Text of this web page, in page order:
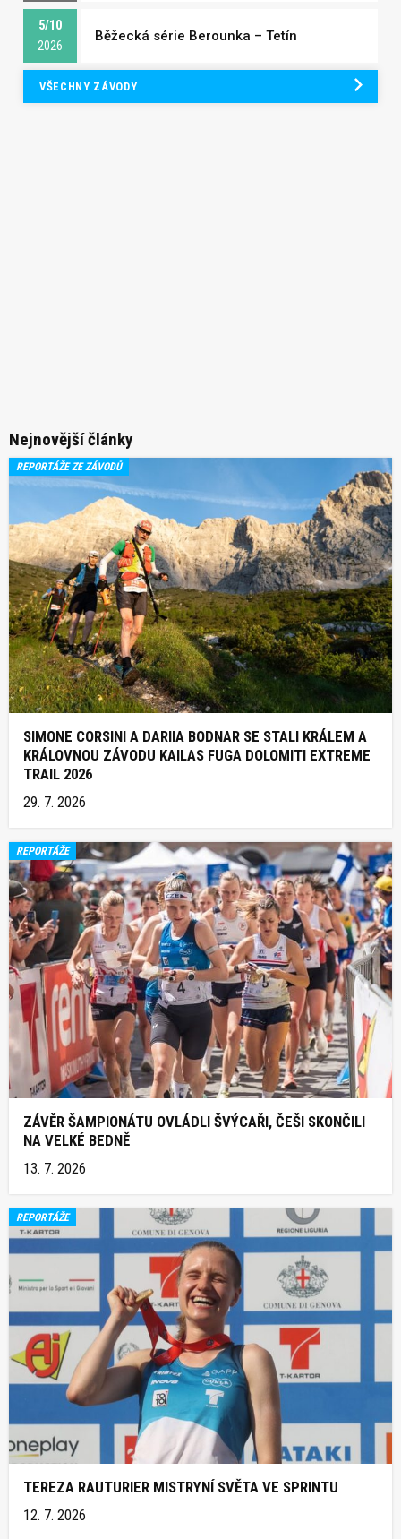
5/10
2026
Běžecká série Berounka – Tetín
VŠECHNY ZÁVODY
Nejnovější články
REPORTÁŽE ZE ZÁVODŮ
SIMONE CORSINI A DARIIA BODNAR SE STALI KRÁLEM A
KRÁLOVNOU ZÁVODU KAILAS FUGA DOLOMITI EXTREME
TRAIL 2026
29. 7. 2026
REPORTÁŽE
ZÁVĚR ŠAMPIONÁTU OVLÁDLI ŠVÝCAŘI, ČEŠI SKONČILI
NA VELKÉ BEDNĚ
13. 7. 2026
REPORTÁŽE
TEREZA RAUTURIER MISTRYNÍ SVĚTA VE SPRINTU
12. 7. 2026